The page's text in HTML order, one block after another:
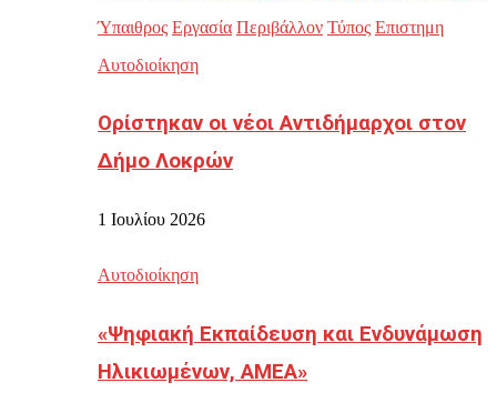
Ύπαιθρος Εργασία Περιβάλλον Τύπος Επιστημη
Αυτοδιοίκηση
Ορίστηκαν οι νέοι Αντιδήμαρχοι στον
Δήμο Λοκρών
1 Ιουλίου 2026
Αυτοδιοίκηση
«Ψηφιακή Εκπαίδευση και Ενδυνάμωση
Ηλικιωμένων, ΑΜΕΑ»